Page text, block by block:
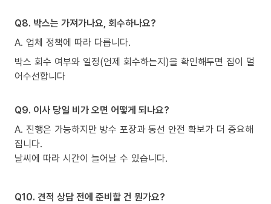
Q8. 박스는 가져가나요, 회수하나요?
A. 업체 정책에 따라 다릅니다.
박스 회수 여부와 일정(언제 회수하는지)을 확인해두면 집이 덜
어수선합니다
Q9. 이사 당일 비가 오면 어떻게 되나요?
A. 진행은 가능하지만 방수 포장과 동선 안전 확보가 더 중요해
집니다.
날씨에 따라 시간이 늘어날 수 있습니다.
Q10. 견적 상담 전에 준비할 건 뭔가요?